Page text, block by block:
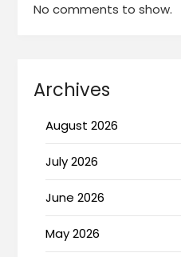
No comments to show.
Archives
August 2026
July 2026
June 2026
May 2026